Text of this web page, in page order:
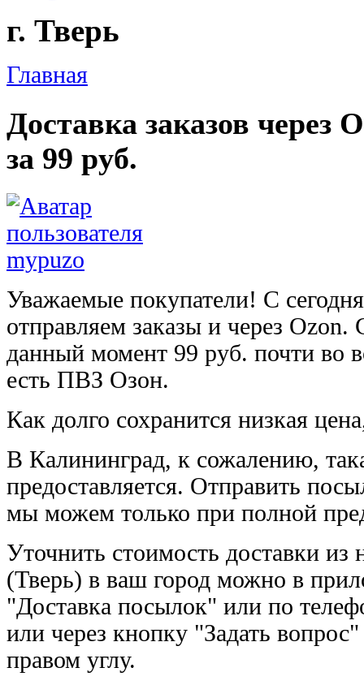
г. Тверь
Главная
Доставка заказов через
за 99 руб.
Уважаемые покупатели! С
отправляем заказы и через Ozon.
данный момент 99 руб. почти во
есть ПВЗ Озон.
Как долго сохранится низкая
В Калининград, к сожалению,
предоставляется. Отправить
мы можем только при полной
Уточнить стоимость доставки из
(Тверь) в ваш город можно в
"Доставка посылок" или по
или через кнопку "Задать
правом углу.